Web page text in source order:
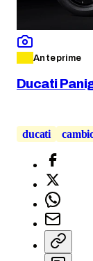
Anteprime
Ducati
ducati